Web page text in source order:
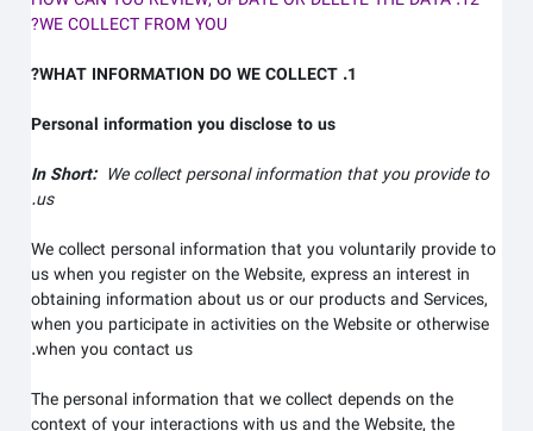
WE COLLECT FROM YOU?
Personal information you disclose to us
In Short:We collect personal information that you provide to
us.
We collect personal information that you voluntarily provide to
us when you register on theWebsite,express an interest in
obtaining information about us or our products and Services,
when you participate in activities on theWebsiteor otherwise
when you contact us.
The personal information that we collect depends on the
context of your interactions with us and theWebsite, the